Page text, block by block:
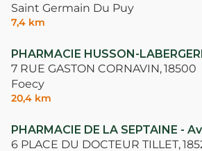
Saint Germain Du Puy
7,4 km
PHARMACIE HUSSON-
7 RUE GASTON CORNAVIN,18500
Foecy
20,4 km
PHARMACIE DE LA SEPTAINE -
6 PLACE DU DOCTEUR TILLET,